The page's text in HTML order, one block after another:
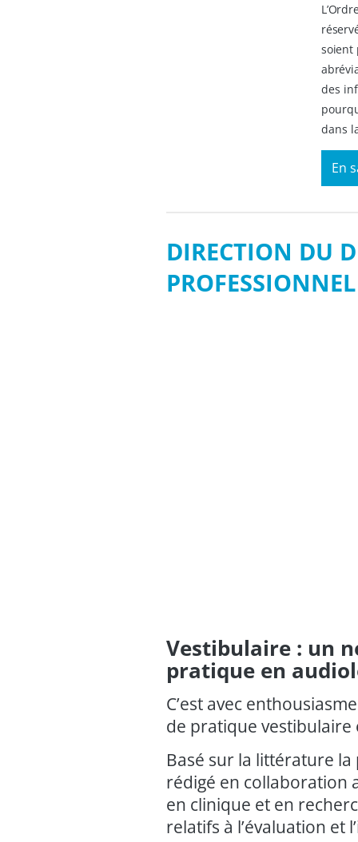
soient
des
dans
En
DIRECTION DU
PROFESSIONNEL
Vestibulaire : un
pratique en
C’est avec
de pratique vestibulaire
Basé sur la littérature
rédigé en collaboration
en clinique et en
relatifs à l’évaluation et